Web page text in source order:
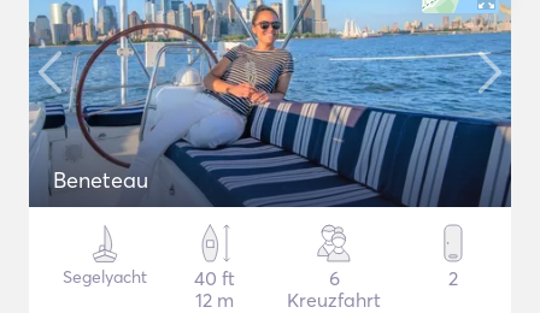
Beneteau
Segelyacht
40 ft
12 m
6
Kreuzfahrt
2